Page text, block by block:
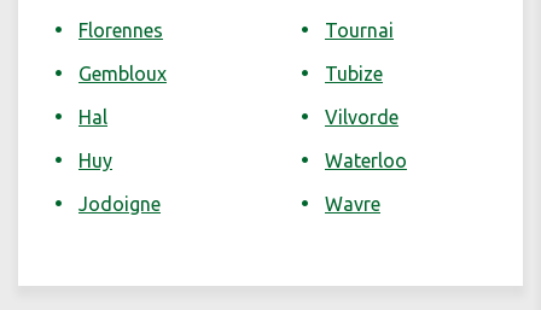
Florennes
Gembloux
Hal
Huy
Jodoigne
Tournai
Tubize
Vilvorde
Waterloo
Wavre